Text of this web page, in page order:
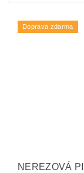
Doprava zdarma
NEREZOVÁ